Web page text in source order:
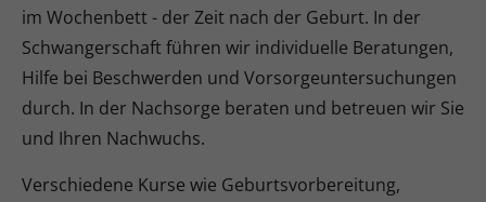
im Wochenbett - der Zeit nach der Geburt. In der
Schwangerschaft führen wir individuelle Beratungen,
Hilfe bei Beschwerden und Vorsorgeuntersuchungen
durch. In der Nachsorge beraten und betreuen wir Sie
und Ihren Nachwuchs.
Verschiedene Kurse wie Geburtsvorbereitung,